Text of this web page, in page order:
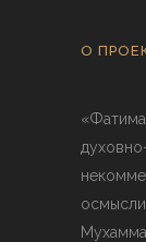
О